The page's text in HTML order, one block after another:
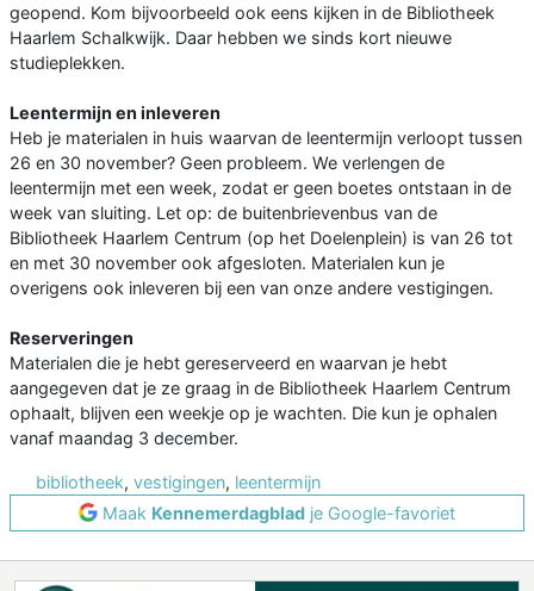
geopend. Kom bijvoorbeeld ook eens kijken in de Bibliotheek
Haarlem Schalkwijk. Daar hebben we sinds kort nieuwe
studieplekken.
Leentermijn en inleveren
Heb je materialen in huis waarvan de leentermijn verloopt tussen
26 en 30 november? Geen probleem. We verlengen de
leentermijn met een week, zodat er geen boetes ontstaan in de
week van sluiting. Let op: de buitenbrievenbus van de
Bibliotheek Haarlem Centrum (op het Doelenplein) is van 26 tot
en met 30 november ook afgesloten. Materialen kun je
overigens ook inleveren bij een van onze andere vestigingen.
Reserveringen
Materialen die je hebt gereserveerd en waarvan je hebt
aangegeven dat je ze graag in de Bibliotheek Haarlem Centrum
ophaalt, blijven een weekje op je wachten. Die kun je ophalen
vanaf maandag 3 december.
bibliotheek, vestigingen, leentermijn
Maak Kennemerdagblad je Google-favoriet